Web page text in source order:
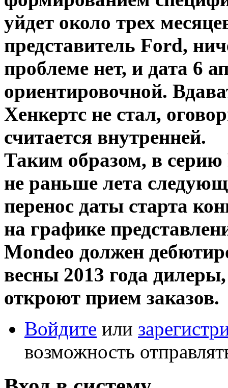
уйдет около трех
представитель Ford,
проблеме нет, и дата 6
ориентировочной.
Хенкертс не стал,
считается внутренней.
Таким образом, в
не раньше лета
перенос даты старта
на графике
Mondeo должен
весны 2013 года
откроют прием заказов.
Войдите или
возможность